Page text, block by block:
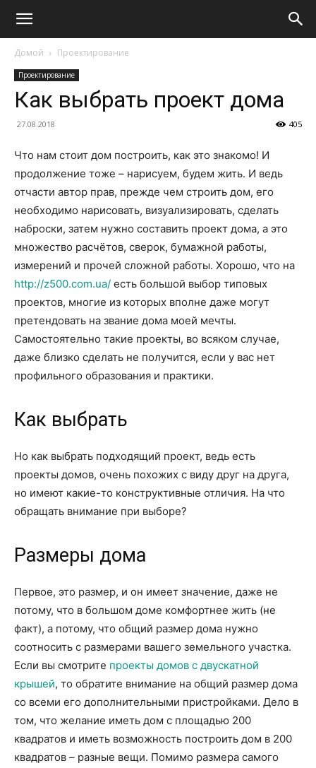
Домой Проектирование
Проектирование
Как выбрать проект дома
27.08.2018 405
Что нам стоит дом построить, как это знакомо! И
продолжение тоже – нарисуем, будем жить. И ведь
отчасти автор прав, прежде чем строить дом, его
необходимо нарисовать, визуализировать, сделать
наброски, затем нужно составить проект дома, а это
множество расчётов, сверок, бумажной работы,
измерений и прочей сложной работы. Хорошо, что на
http://z500.com.ua/ есть большой выбор типовых
проектов, многие из которых вполне даже могут
претендовать на звание дома моей мечты.
Самостоятельно такие проекты, во всяком случае,
даже близко сделать не получится, если у вас нет
профильного образования и практики.
Как выбрать
Но как выбрать подходящий проект, ведь есть
проекты домов, очень похожих с виду друг на друга,
но имеют какие-то конструктивные отличия. На что
обращать внимание при выборе?
Размеры дома
Первое, это размер, и он имеет значение, даже не
потому, что в большом доме комфортнее жить (не
факт), а потому, что общий размер дома нужно
соотносить с размерами вашего земельного участка.
Если вы смотрите проекты домов с двускатной
крышей, то обратите внимание на общий размер дома
со всеми его дополнительными пристройками. Дело в
том, что желание иметь дом с площадью 200
квадратов и иметь возможность построить дом в 200
квадратов – разные вещи. Помимо размера самого